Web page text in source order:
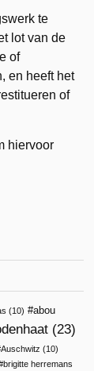
te
lot van de
of
en heeft het
of
hiervoor
(10)
abou
(23)
Auschwitz (10)
brigitte herremans